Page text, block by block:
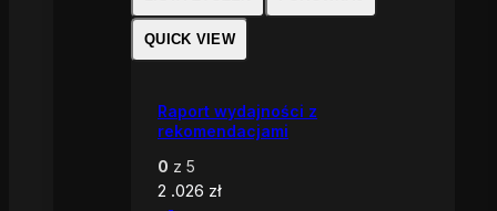
QUICK VIEW
Raport wydajności z
rekomendacjami
0 z 5
2 .026 zł